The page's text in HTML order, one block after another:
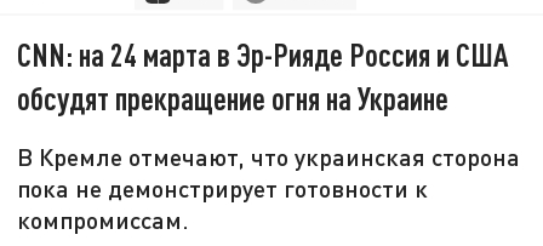
CNN: на 24 марта в Эр-Рияде Россия и США
обсудят прекращение огня на Украине
В Кремле отмечают, что украинская сторона
пока не демонстрирует готовности к
компромиссам.